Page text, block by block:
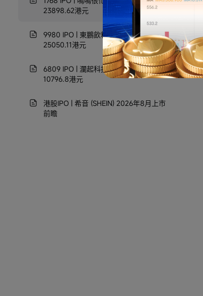
23898.62港元
9980 IPO | 東鵬飲料招股 一手認購金額
25050.11港元
6809 IPO | 瀾起科技招股 一手認購金額
10796.8港元
港股IPO | 希音 (SHEIN) 2026年8月上市
前瞻